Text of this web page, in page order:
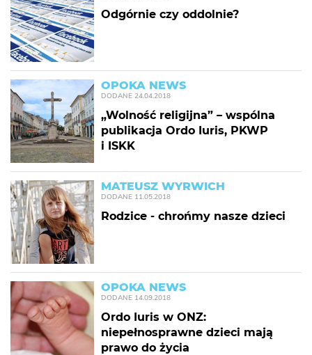
Odgórnie czy oddolnie?
OPOKA NEWS
DODANE 24.04.2018
„Wolność religijna” – wspólna
publikacja Ordo Iuris, PKWP
i ISKK
MATEUSZ WYRWICH
DODANE 11.05.2018
Rodzice - chrońmy nasze dzieci
OPOKA NEWS
DODANE 14.09.2018
Ordo Iuris w ONZ:
niepełnosprawne dzieci mają
prawo do życia